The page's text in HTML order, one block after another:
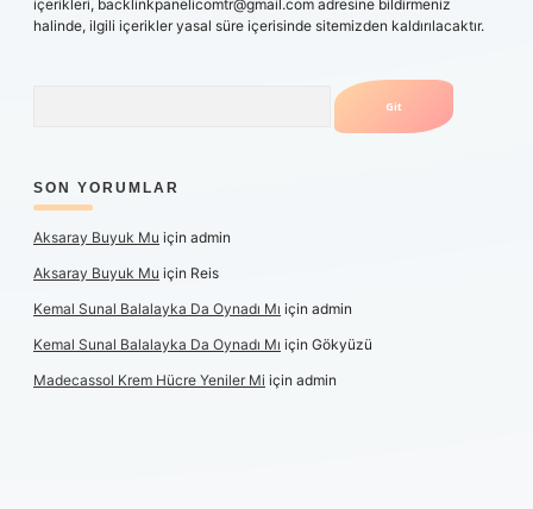
içerikleri, backlinkpanelicomtr@gmail.com adresine bildirmeniz
halinde, ilgili içerikler yasal süre içerisinde sitemizden kaldırılacaktır.
SON YORUMLAR
Aksaray Buyuk Mu için admin
Aksaray Buyuk Mu için Reis
Kemal Sunal Balalayka Da Oynadı Mı için admin
Kemal Sunal Balalayka Da Oynadı Mı için Gökyüzü
Madecassol Krem Hücre Yeniler Mi için admin